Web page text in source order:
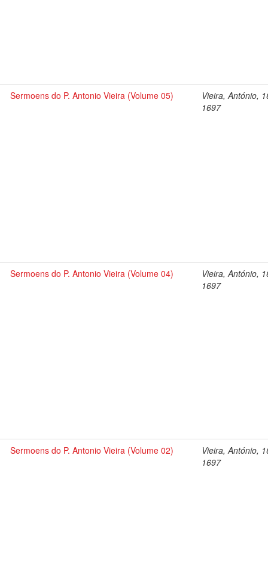
Sermoens do P. Antonio Vieira (Volume 05)
Vieira, António,
1697
Sermoens do P. Antonio Vieira (Volume 04)
Vieira, António,
1697
Sermoens do P. Antonio Vieira (Volume 02)
Vieira, António,
1697